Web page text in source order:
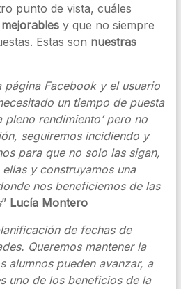
punto de vista, cuáles
y que no siempre
Estas son nuestras
página Facebook y el usuario
un tiempo de puesta
pleno rendimiento’ pero no
seguiremos incidiendo y
para que no solo las sigan,
y construyamos una
nos beneficiemos de las
” Lucía Montero
de fechas de
Queremos mantener la
alumnos pueden avanzar, a
uno de los beneficios de la